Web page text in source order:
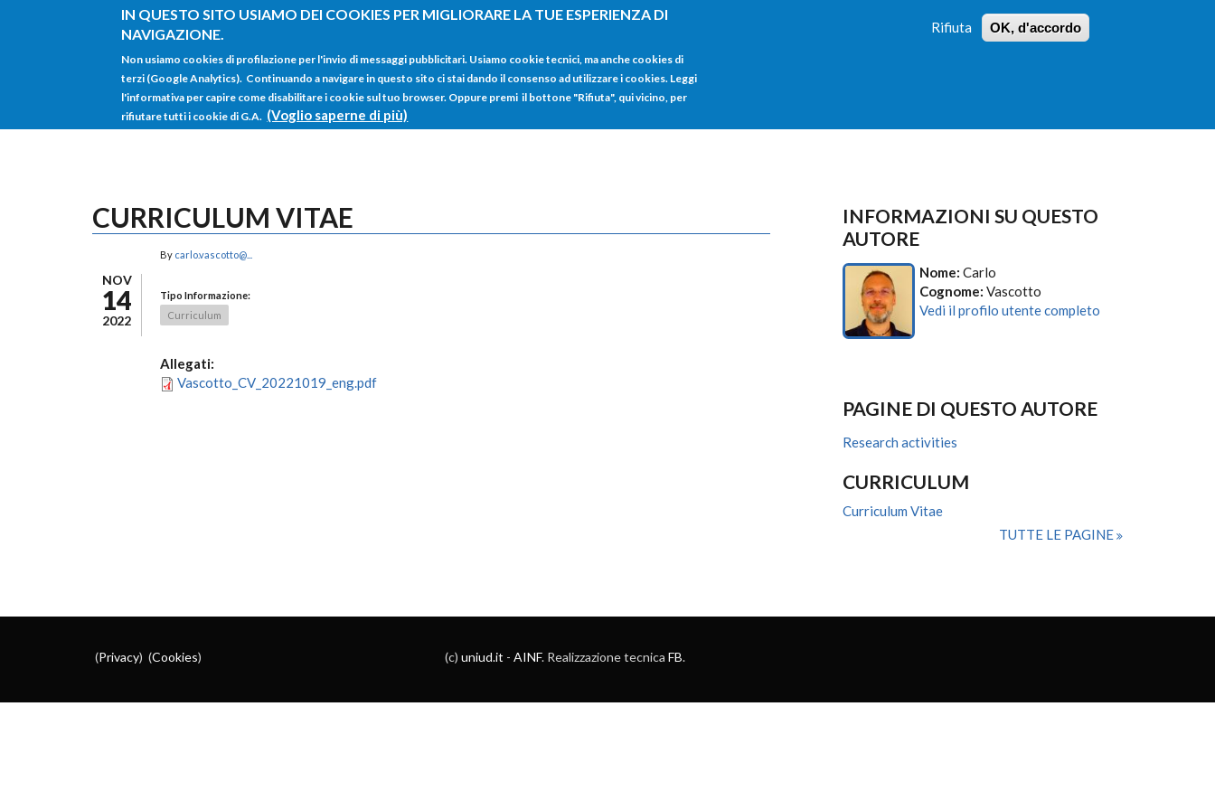
IN QUESTO SITO USIAMO DEI COOKIES PER MIGLIORARE LA TUE ESPERIENZA DI
NAVIGAZIONE.
Non usiamo cookies di profilazione per l'invio di messaggi pubblicitari. Usiamo cookie tecnici, ma anche cookies di
terzi (Google Analytics). Continuando a navigare in questo sito ci stai dando il consenso ad utilizzare i cookies. Leggi
l'informativa per capire come disabilitare i cookie sul tuo browser. Oppure premi il bottone "Rifiuta", qui vicino, per
rifiutare tutti i cookie di G.A. (Voglio saperne di più)
Rifiuta OK, d'accordo
Salta al contenuto principale
RICERCA
HOME
CURRICULUM VITAE
NOV
14
2022
By carlo.vascotto@...
Tipo Informazione:
Curriculum
Allegati:
Vascotto_CV_20221019_eng.pdf
INFORMAZIONI SU QUESTO
AUTORE
Nome: Carlo
Cognome: Vascotto
Vedi il profilo utente completo
PAGINE DI QUESTO AUTORE
Research activities
CURRICULUM
Curriculum Vitae
TUTTE LE PAGINE
(Privacy) (Cookies) (c) uniud.it - AINF. Realizzazione tecnica FB.